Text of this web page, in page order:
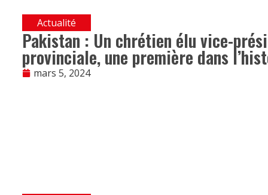
Actualité
Pakistan : Un chrétien élu vice-
provinciale, une première dans
mars 5, 2024